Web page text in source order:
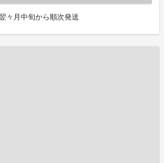
々月中旬から順次発送